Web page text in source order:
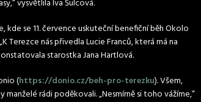
vysvětlila Iva Šulcová.
se 11. července uskuteční benefiční běh Okolo
Terezce nás přivedla Lucie Franců, která má na
starostka Jana Hartlová.
(https://donio.cz/beh-pro-terezku). Všem,
rádi poděkovali. „Nesmírně si toho vážíme,“